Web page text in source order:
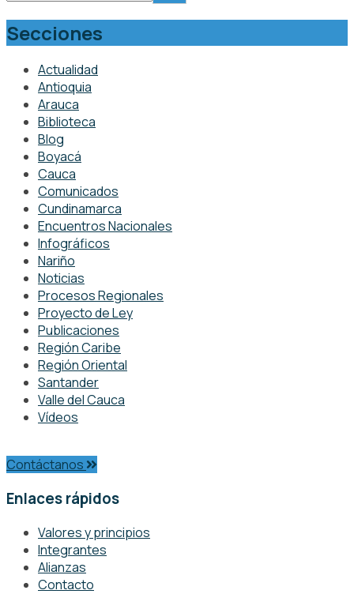
Secciones
Actualidad
Antioquia
Arauca
Biblioteca
Blog
Boyacá
Cauca
Comunicados
Cundinamarca
Encuentros Nacionales
Infográficos
Nariño
Noticias
Procesos Regionales
Proyecto de Ley
Publicaciones
Región Caribe
Región Oriental
Santander
Valle del Cauca
Vídeos
Contáctanos
Enlaces rápidos
Valores y principios
Integrantes
Alianzas
Contacto